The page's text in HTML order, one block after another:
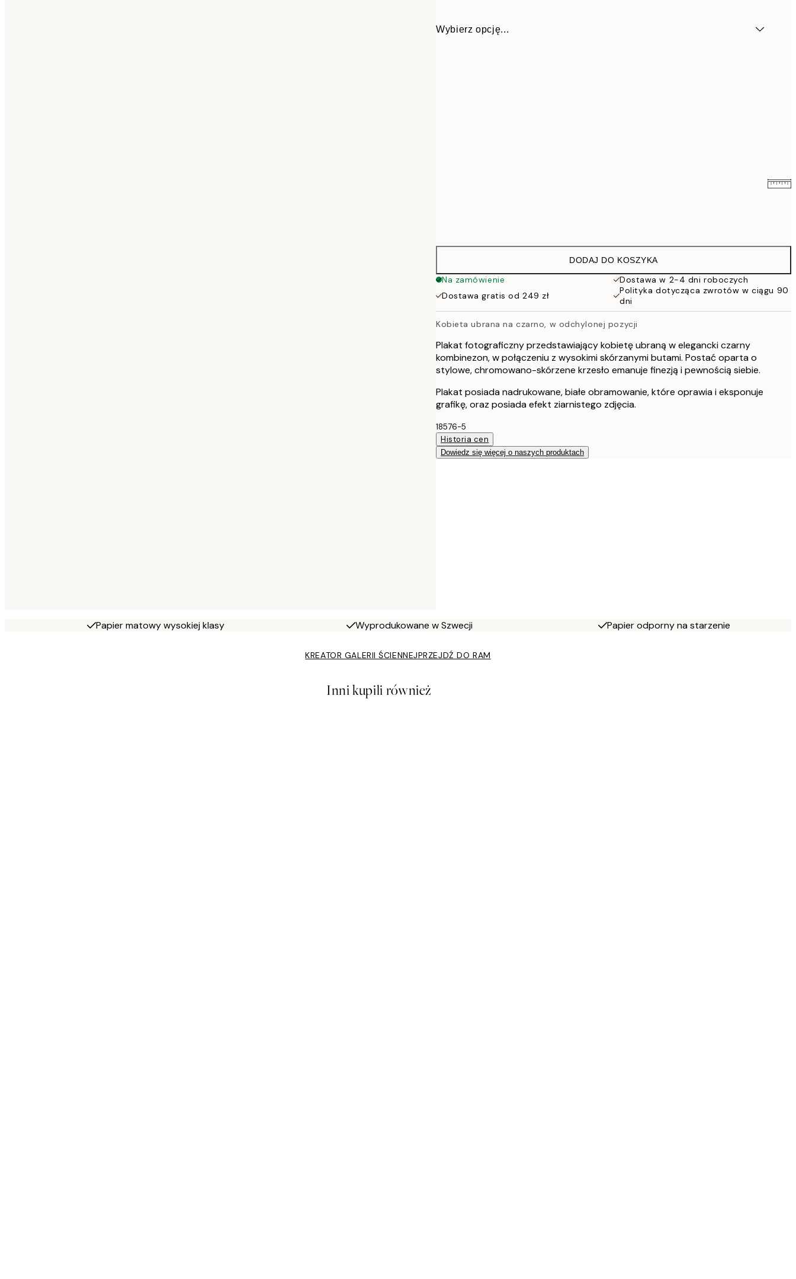
Wybierz opcję...
152 zł
DODAJ DO KOSZYKA
Na zamówienie
Dostawa w 2-4 dni roboczych
Dostawa gratis od 249 zł
Polityka dotycząca zwrotów w ciągu 90
dni
Kobieta ubrana na czarno, w odchylonej pozycji
Plakat fotograficzny przedstawiający kobietę ubraną w elegancki czarny
kombinezon, w połączeniu z wysokimi skórzanymi butami. Postać oparta o
stylowe, chromowano-skórzene krzesło emanuje finezją i pewnością siebie.
Plakat posiada nadrukowane, białe obramowanie, które oprawia i eksponuje
grafikę, oraz posiada efekt ziarnistego zdjęcia.
18576-5
Historia cen
Dowiedz się więcej o naszych produktach
Papier matowy wysokiej klasy Wyprodukowane w Szwecji Papier odporny na starzenie
KREATOR GALERII ŚCIENNEJPRZEJDŹ DO RAM
Inni kupili również